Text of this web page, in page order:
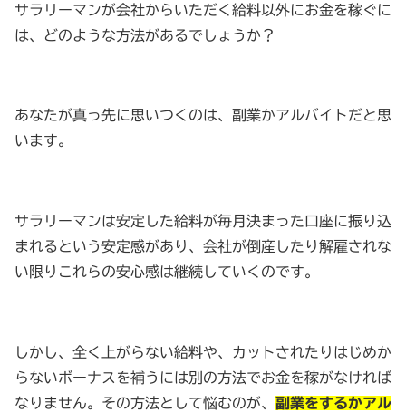
サラリーマンが会社からいただく給料以外にお金を稼ぐに
は、どのような方法があるでしょうか？
あなたが真っ先に思いつくのは、副業かアルバイトだと思
います。
サラリーマンは安定した給料が毎月決まった口座に振り込
まれるという安定感があり、会社が倒産したり解雇されな
い限りこれらの安心感は継続していくのです。
しかし、全く上がらない給料や、カットされたりはじめか
らないボーナスを補うには別の方法でお金を稼がなければ
なりません。その方法として悩むのが、 副業をするかアル